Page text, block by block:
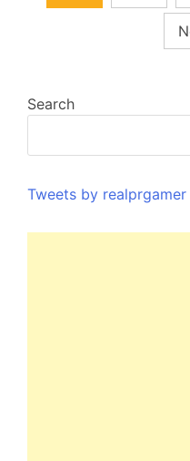
Search
Tweets by realprgamer